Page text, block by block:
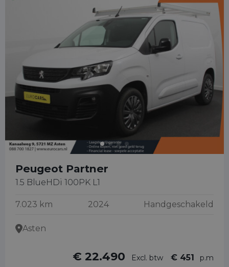
Peugeot Partner
1.5 BlueHDi 100PK L1
7.023 km 2024 Handgeschakeld
Asten
€ 22.490 Excl. btw € 451 p.m